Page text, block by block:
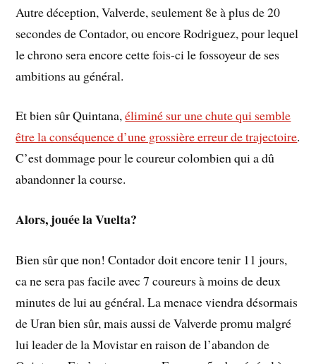
Autre déception, Valverde, seulement 8e à plus de 20
secondes de Contador, ou encore Rodriguez, pour lequel
le chrono sera encore cette fois-ci le fossoyeur de ses
ambitions au général.
Et bien sûr Quintana,éliminé sur une chute qui semble
être la conséquence d’une grossière erreur de trajectoire.
C’est dommage pour le coureur colombien qui a dû
abandonner la course.
Alors, jouée la Vuelta?
Bien sûr que non! Contador doit encore tenir 11 jours,
ca ne sera pas facile avec 7 coureurs à moins de deux
minutes de lui au général. La menace viendra désormais
de Uran bien sûr, mais aussi de Valverde promu malgré
lui leader de la Movistar en raison de l’abandon de